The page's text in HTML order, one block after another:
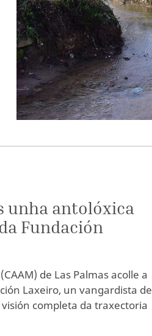
unha antolóxica
Fundación
de Las Palmas acolle a
Laxeiro, un vangardista de
completa da traxectoria